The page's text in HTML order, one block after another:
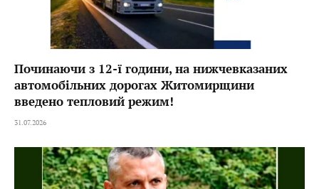
Починаючи з 12-ї години, на нижчевказаних
автомобільних дорогах Житомирщини
введено тепловий режим!
31.07.2026